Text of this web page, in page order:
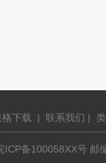
格下载 | 联系我们 |
备100058XX号 邮